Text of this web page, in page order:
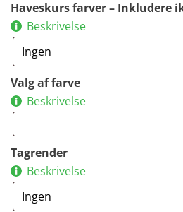
Haveskurs farver – Inkludere
Beskrivelse
Valg af farve
Beskrivelse
Tagrender
Beskrivelse